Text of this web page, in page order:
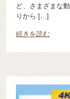
ど、さまざまな
りから […]
続きを読む